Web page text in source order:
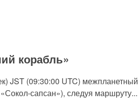
корабль»
JST (09:30:00 UTC)
сапсан»), следуя маршруту...